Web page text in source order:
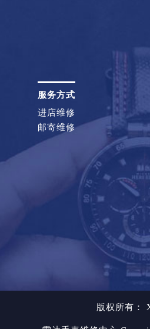
服务方式
进店维修
邮寄维修
版权所有：